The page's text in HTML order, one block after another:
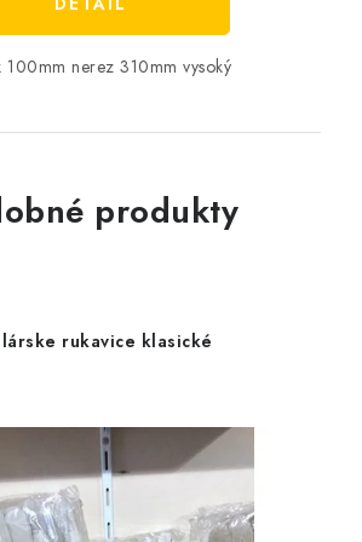
100mm nerez 310mm vysoký
produkty
rukavice klasické